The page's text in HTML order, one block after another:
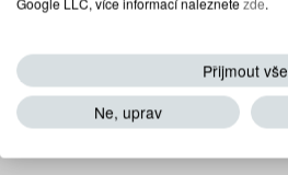
Přijmout vše
Ne, uprav